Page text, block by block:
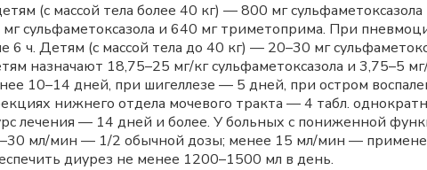
(с массой тела более 40 кг) — 800 мг
сульфаметоксазола и 640 мг триметоприма. При
ч. Детям (с массой тела до 40 кг) — 20–30 мг
назначают 18,75–25 мг/кг сульфаметоксазола и 3,75–5
10–14 дней, при шигеллезе — 5 дней, при остром
нижнего отдела мочевого тракта — 4 табл.
лечения — 14 дней и более. У больных с пониженной
мл/мин — 1/2 обычной дозы; менее 15 мл/мин —
диурез не менее 1200–1500 мл в день.